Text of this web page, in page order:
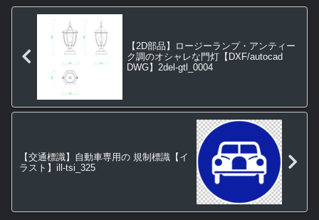
【2D部品】ロージーランプ・アンティー
ク調のオシャレな門灯【DXF/autocad
DWG】2del-gtl_0004
【交通標識】自動車専用の 規制標識【イ
ラスト】ill-tsi_325